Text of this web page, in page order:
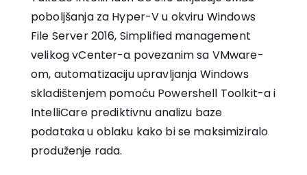
poboljšanja za Hyper-V u okviru Windows
File Server 2016, Simplified management
velikog vCenter-a povezanim sa VMware-
om, automatizaciju upravljanja Windows
skladištenjem pomoću Powershell Toolkit-a i
IntelliCare prediktivnu analizu baze
podataka u oblaku kako bi se maksimiziralo
produženje rada.